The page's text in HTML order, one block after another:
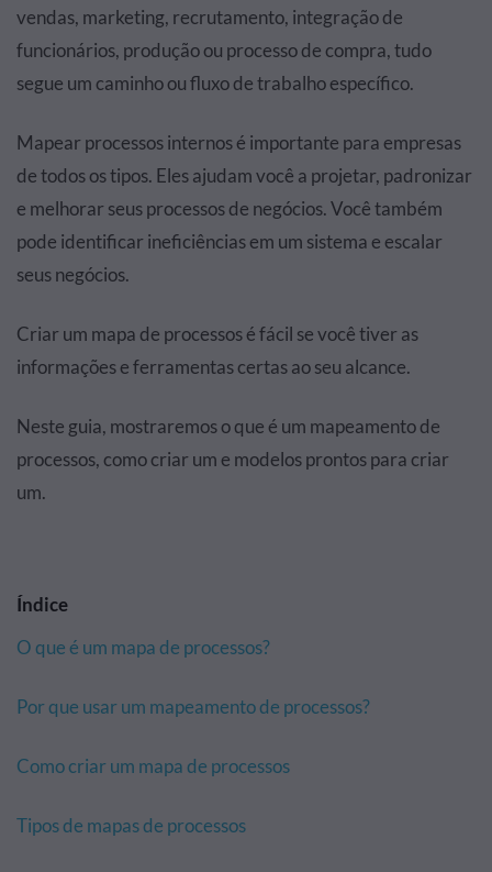
vendas, marketing, recrutamento, integração de
funcionários, produção ou processo de compra, tudo
segue um caminho ou fluxo de trabalho específico.
Mapear processos internos é importante para empresas
de todos os tipos. Eles ajudam você a projetar, padronizar
e melhorar seus processos de negócios. Você também
pode identificar ineficiências em um sistema e escalar
seus negócios.
Criar um mapa de processos é fácil se você tiver as
informações e ferramentas certas ao seu alcance.
Neste guia, mostraremos o que é um mapeamento de
processos, como criar um e modelos prontos para criar
um.
Índice
O que é um mapa de processos?
Por que usar um mapeamento de processos?
Como criar um mapa de processos
Tipos de mapas de processos